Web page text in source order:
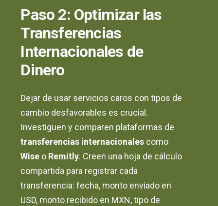
Paso 2: Optimizar las
Transferencias
Internacionales de
Dinero
Dejar de usar servicios caros con tipos de
cambio desfavorables es crucial.
Investiguen y comparen plataformas de
transferencias internacionales como
Wise o Remitly. Creen una hoja de cálculo
compartida para registrar cada
transferencia: fecha, monto enviado en
USD, monto recibido en MXN, tipo de